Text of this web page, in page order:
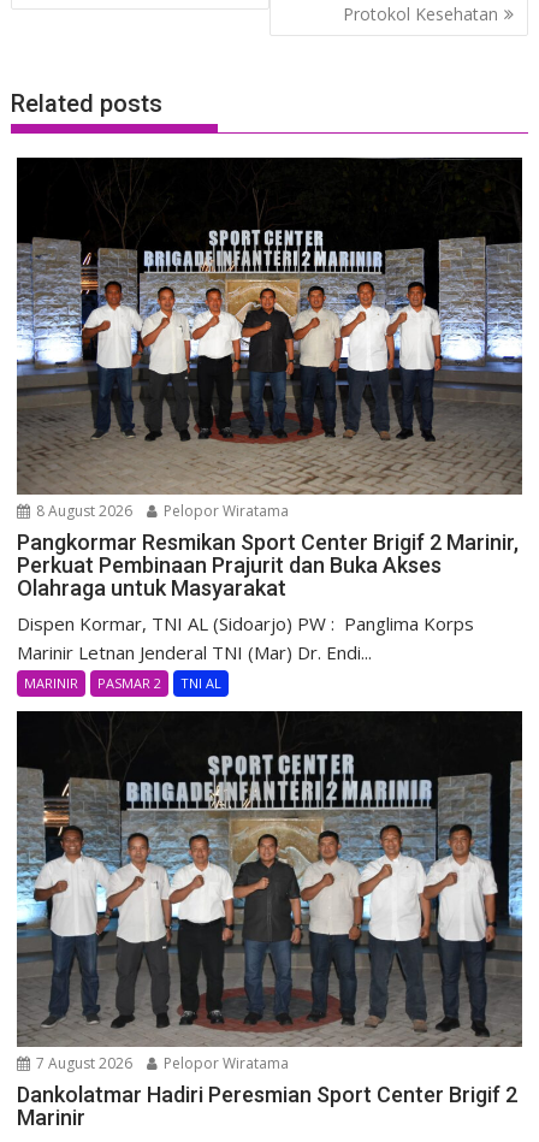
Protokol Kesehatan
Related posts
8 August 2026 Pelopor Wiratama
Pangkormar Resmikan Sport Center Brigif 2 Marinir,
Perkuat Pembinaan Prajurit dan Buka Akses
Olahraga untuk Masyarakat
Dispen Kormar, TNI AL (Sidoarjo) PW : Panglima Korps
Marinir Letnan Jenderal TNI (Mar) Dr. Endi...
MARINIR PASMAR 2 TNI AL
7 August 2026 Pelopor Wiratama
Dankolatmar Hadiri Peresmian Sport Center Brigif 2
Marinir